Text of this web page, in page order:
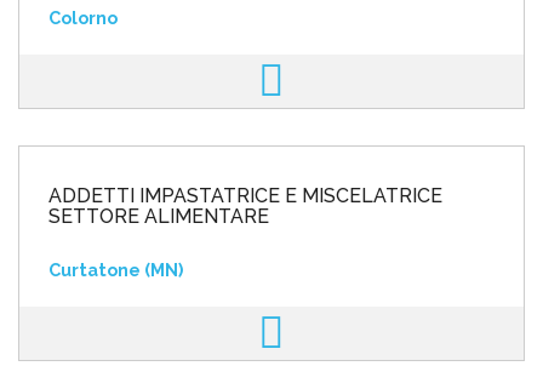
Colorno
ADDETTI IMPASTATRICE E MISCELATRICE
SETTORE ALIMENTARE
Curtatone (MN)